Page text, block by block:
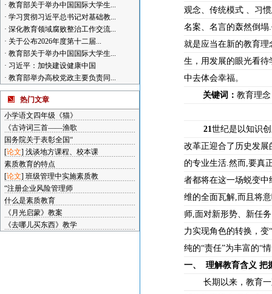
· 教育部关于举办中国国际大学生...
· 学习贯彻习近平总书记对基础教...
· 深化教育领域腐败整治工作交流...
· 关于公布2026年度第十二届...
· 教育部关于举办中国国际大学生...
· 习近平：加快建设健康中国
· 教育部举办高校党政主要负责同...
热门文章
小学语文四年级《猫》
《古诗词三首——渔歌
国务院关于表彰全国“
[论文] 浅谈地方课程、校本课
素质教育的特点
[论文] 班级管理中实施素质教
“注册企业风险管理师
什么是素质教育
《月光启蒙》教案
《去哪儿买东西》教学
观念、传统模式 、习
名案、名言的轰然倒塌.
就是应当在新的教育理
生，用发展的眼光看待
中去体会幸福。
关键词：教育理念
21世纪是以知识
改革正迎合了历史发
的专业生活.然而 ,要真
者都将在这一场蜕变
维的全面瓦解,而且将
师,面对新形势、新任
力实现角色的转换，变
纯的“责任”为丰富的“
一、
理解教育含义 把
长期以来，教育